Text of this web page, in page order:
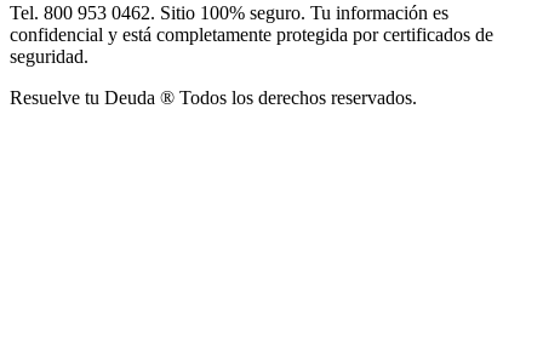
Tel. 800 953 0462. Sitio 100% seguro. Tu información es
confidencial y está completamente protegida por certificados de
seguridad.
Resuelve tu Deuda ® Todos los derechos reservados.